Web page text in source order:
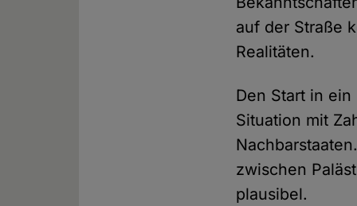
auf der Straße
Realitäten.
Den Start in
Situation mit
zwischen
plausibel.